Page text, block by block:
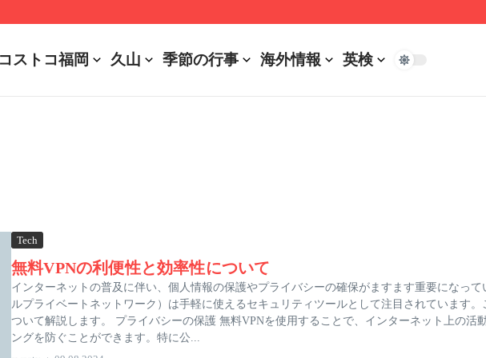
コストコ福岡 久山 季節の行事 海外情報 英検
Tech
無料VPNの利便性と効率性について
インターネットの普及に伴い、個人情報の保護やプライバシーの確保がますます重要になっ
ルプライベートネットワーク）は手軽に使えるセキュリティツールとして注目されています
ついて解説します。 プライバシーの保護 無料VPNを使用することで、インターネット上の活
ングを防ぐことができます。特に公...